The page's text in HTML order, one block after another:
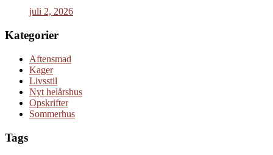
juli 2, 2026
Kategorier
Aftensmad
Kager
Livsstil
Nyt helårshus
Opskrifter
Sommerhus
Tags